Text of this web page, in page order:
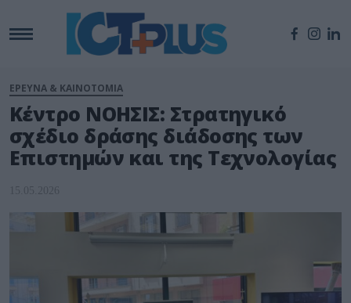
ΕΡΕΥΝΑ & ΚΑΙΝΟΤΟΜΙΑ
Κέντρο ΝΟΗΣΙΣ: Στρατηγικό
σχέδιο δράσης διάδοσης των
Επιστημών και της Τεχνολογίας
15.05.2026